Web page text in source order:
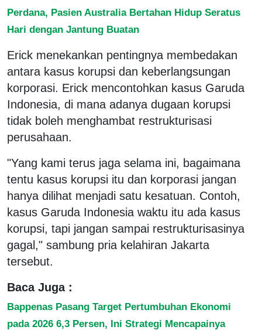
Perdana, Pasien Australia Bertahan Hidup Seratus
Hari dengan Jantung Buatan
Erick menekankan pentingnya membedakan
antara kasus korupsi dan keberlangsungan
korporasi. Erick mencontohkan kasus Garuda
Indonesia, di mana adanya dugaan korupsi
tidak boleh menghambat restrukturisasi
perusahaan.
"Yang kami terus jaga selama ini, bagaimana
tentu kasus korupsi itu dan korporasi jangan
hanya dilihat menjadi satu kesatuan. Contoh,
kasus Garuda Indonesia waktu itu ada kasus
korupsi, tapi jangan sampai restrukturisasinya
gagal," sambung pria kelahiran Jakarta
tersebut.
Baca Juga :
Bappenas Pasang Target Pertumbuhan Ekonomi
pada 2026 6,3 Persen, Ini Strategi Mencapainya